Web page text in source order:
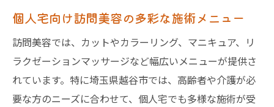
個人宅向け訪問美容の多彩な施術メニュー
訪問美容では、カットやカラーリング、マニキュア、リ
ラクゼーションマッサージなど幅広いメニューが提供さ
れています。特に埼玉県越谷市では、高齢者や介護が必
要な方のニーズに合わせて、個人宅でも多様な施術が受